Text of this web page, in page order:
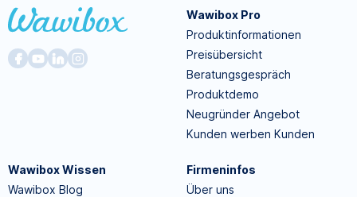
Wawibox Pro
Produktinformationen
Preisübersicht
Beratungsgespräch
Produktdemo
Neugründer Angebot
Kunden werben Kunden
Wawibox Wissen
Wawibox Blog
Firmeninfos
Über uns